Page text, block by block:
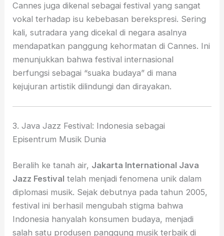
Cannes juga dikenal sebagai festival yang sangat
vokal terhadap isu kebebasan berekspresi. Sering
kali, sutradara yang dicekal di negara asalnya
mendapatkan panggung kehormatan di Cannes. Ini
menunjukkan bahwa festival internasional
berfungsi sebagai “suaka budaya” di mana
kejujuran artistik dilindungi dan dirayakan.
3. Java Jazz Festival: Indonesia sebagai
Episentrum Musik Dunia
Beralih ke tanah air, Jakarta International Java
Jazz Festival telah menjadi fenomena unik dalam
diplomasi musik. Sejak debutnya pada tahun 2005,
festival ini berhasil mengubah stigma bahwa
Indonesia hanyalah konsumen budaya, menjadi
salah satu produsen panggung musik terbaik di